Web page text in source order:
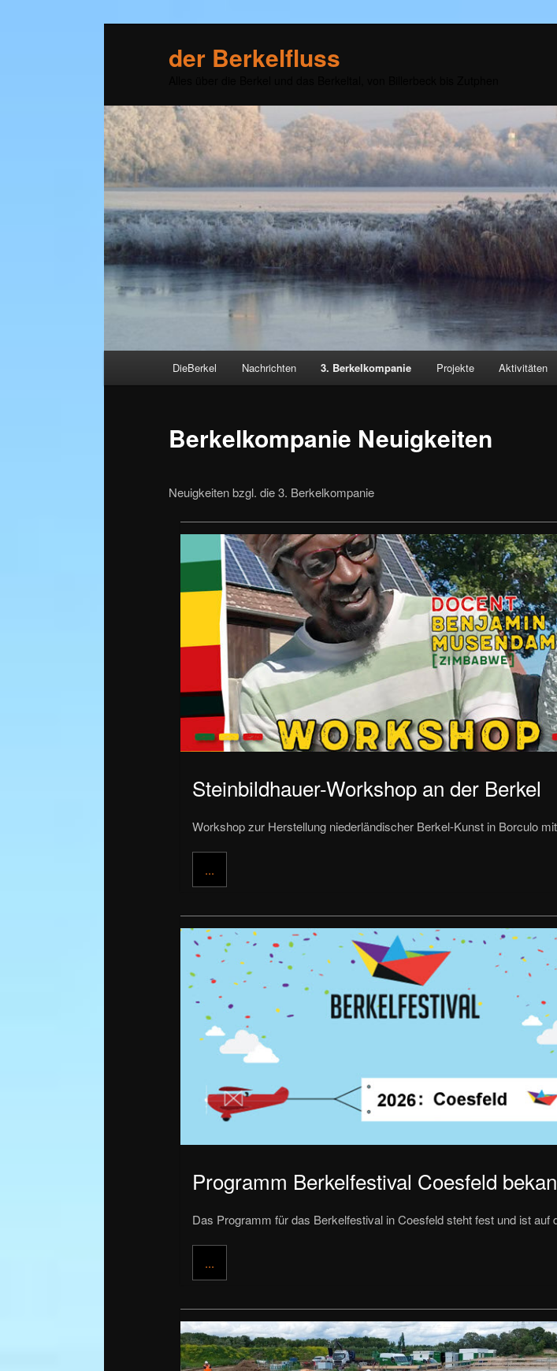
der Berkelfluss
Zum
Inhalt
springen
DieBerkel Nachrichten 3. Berkelkompanie Projekte Aktivitäten
Berkelkompanie Neuigkeiten
Neuigkeiten bzgl. die 3. Berkelkompanie
Steinbildhauer-Workshop an der Berkel
Workshop zur Herstellung niederländischer Berkel-Kunst in Borculo
...
Programm Berkelfestival Coesfeld
Das Programm für das Berkelfestival in Coesfeld steht fest und ist
...